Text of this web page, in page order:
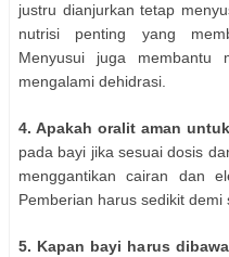
justru dianjurkan tetap
nutrisi penting yang
Menyusui juga membantu
mengalami dehidrasi.
4. Apakah oralit aman
pada bayi jika sesuai dosis
menggantikan cairan dan
Pemberian harus sedikit
5. Kapan bayi harus